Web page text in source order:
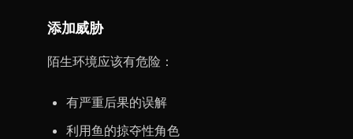
添加威胁
陌生环境应该有危险：
有严重后果的误解
利用鱼的掠夺性角色